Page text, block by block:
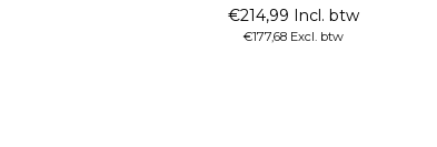
€214,99 Incl. btw
€177,68 Excl. btw